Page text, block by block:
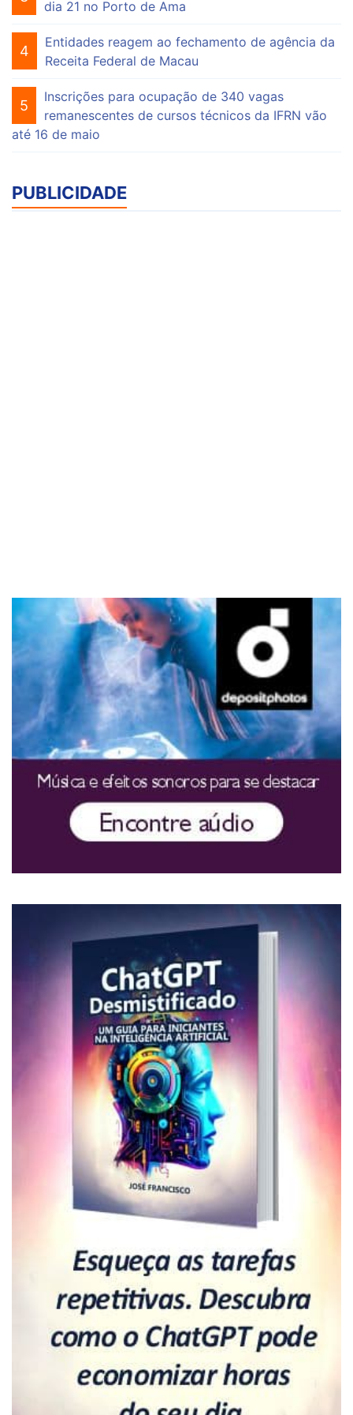
dia 21 no Porto de Ama
4
Entidades reagem ao fechamento de agência da
Receita Federal de Macau
5
Inscrições para ocupação de 340 vagas
remanescentes de cursos técnicos da IFRN vão
até 16 de maio
PUBLICIDADE